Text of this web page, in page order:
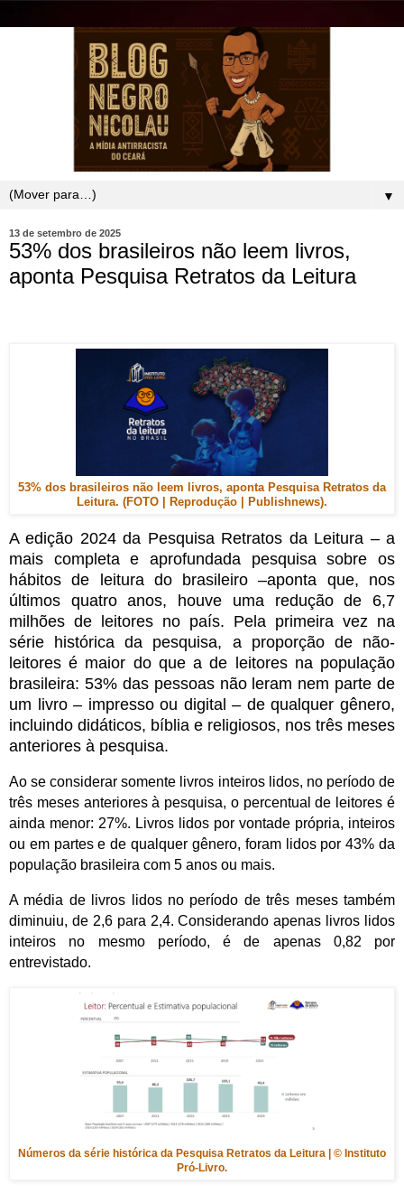
▼
13 de setembro de 2025
53% dos brasileiros não leem livros,
aponta Pesquisa Retratos da Leitura
53% dos brasileiros não leem livros, aponta Pesquisa Retratos da
Leitura. (FOTO | Reprodução | Publishnews).
A edição 2024 da Pesquisa Retratos da Leitura – a
mais completa e aprofundada pesquisa sobre os
hábitos de leitura do brasileiro –aponta que, nos
últimos quatro anos, houve uma redução de 6,7
milhões de leitores no país. Pela primeira vez na
série histórica da pesquisa, a proporção de não-
leitores é maior do que a de leitores na população
brasileira: 53% das pessoas não leram nem parte de
um livro – impresso ou digital – de qualquer gênero,
incluindo didáticos, bíblia e religiosos, nos três meses
anteriores à pesquisa.
Ao se considerar somente livros inteiros lidos, no período de
três meses anteriores à pesquisa, o percentual de leitores é
ainda menor: 27%. Livros lidos por vontade própria, inteiros
ou em partes e de qualquer gênero, foram lidos por 43% da
população brasileira com 5 anos ou mais.
A média de livros lidos no período de três meses também
diminuiu, de 2,6 para 2,4. Considerando apenas livros lidos
inteiros no mesmo período, é de apenas 0,82 por
entrevistado.
Números da série histórica da Pesquisa Retratos da Leitura | © Instituto
Pró-Livro.